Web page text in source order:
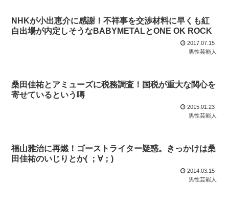
NHKが小出恵介に感謝！不祥事を交渉材料に早くも紅
白出場が内定しそうなBABYMETALとONE OK ROCK
2017.07.15
男性芸能人
桑田佳祐とアミューズに税務調査！国税が重大な関心を
寄せているという噂
2015.01.23
男性芸能人
福山雅治に再燃！ゴーストライター疑惑。きっかけは桑
田佳祐のいじりとか( ；∀；)
2014.03.15
男性芸能人